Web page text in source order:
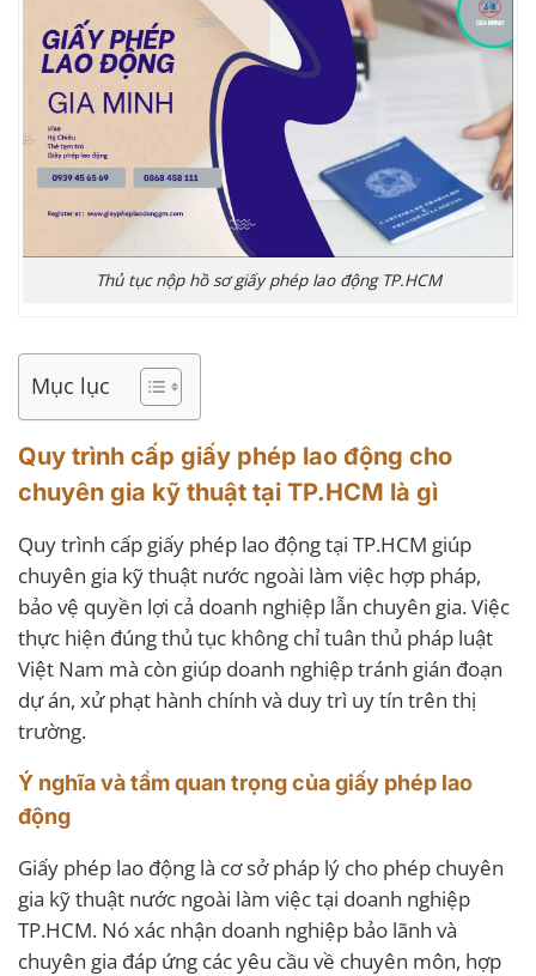
Thủ tục nộp hồ sơ giấy phép lao động TP.HCM
Mục lục
Quy trình cấp giấy phép lao động cho
chuyên gia kỹ thuật tại TP.HCM là gì
Quy trình cấp giấy phép lao động tại TP.HCM giúp
chuyên gia kỹ thuật nước ngoài làm việc hợp pháp,
bảo vệ quyền lợi cả doanh nghiệp lẫn chuyên gia. Việc
thực hiện đúng thủ tục không chỉ tuân thủ pháp luật
Việt Nam mà còn giúp doanh nghiệp tránh gián đoạn
dự án, xử phạt hành chính và duy trì uy tín trên thị
trường.
Ý nghĩa và tầm quan trọng của giấy phép lao
động
Giấy phép lao động là cơ sở pháp lý cho phép chuyên
gia kỹ thuật nước ngoài làm việc tại doanh nghiệp
TP.HCM. Nó xác nhận doanh nghiệp bảo lãnh và
chuyên gia đáp ứng các yêu cầu về chuyên môn, hợp